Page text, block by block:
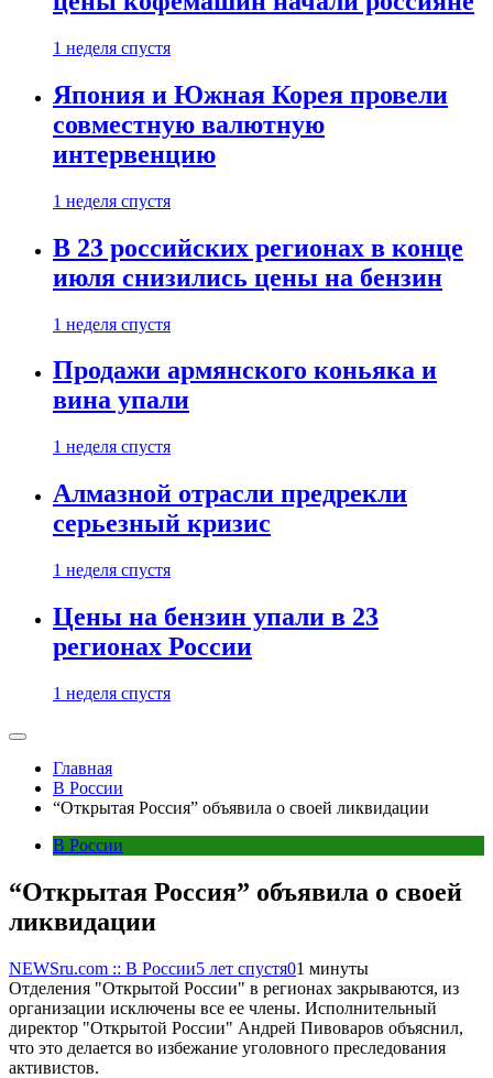
1 неделя спустя
Япония и Южная Корея провели
совместную валютную
интервенцию
1 неделя спустя
В 23 российских регионах в конце
июля снизились цены на бензин
1 неделя спустя
Продажи армянского коньяка и
вина упали
1 неделя спустя
Алмазной отрасли предрекли
серьезный кризис
1 неделя спустя
Цены на бензин упали в 23
регионах России
1 неделя спустя
Главная
В России
“Открытая Россия” объявила о своей ликвидации
В России
“Открытая Россия” объявила о своей
ликвидации
NEWSru.com :: В России5 лет спустя01 минуты
Отделения "Открытой России" в регионах закрываются, из
организации исключены все ее члены. Исполнительный
директор "Открытой России" Андрей Пивоваров объяснил,
что это делается во избежание уголовного преследования
активистов.